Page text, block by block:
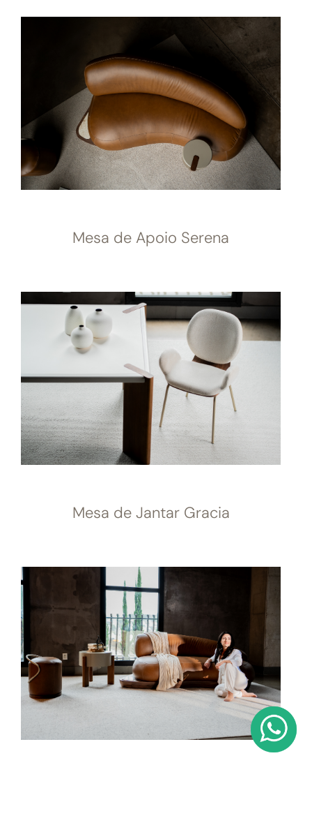
Mesa de Apoio Serena
Mesa de Jantar Gracia